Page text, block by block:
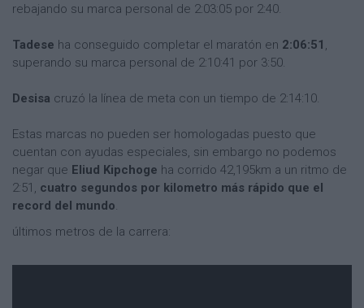
rebajando su marca personal de 2:03:05 por 2:40.
Tadese ha conseguido completar el maratón en 2:06:51 ,
superando su marca personal de 2:10:41 por 3:50.
Desisa cruzó la línea de meta con un tiempo de 2:14:10.
Estas marcas no pueden ser homologadas puesto que
cuentan con ayudas especiales, sin embargo no podemos
negar que Eliud Kipchoge ha corrido 42,195km a un ritmo de
2:51, cuatro segundos por kilometro más rápido que el
record del mundo.
últimos metros de la carrera: